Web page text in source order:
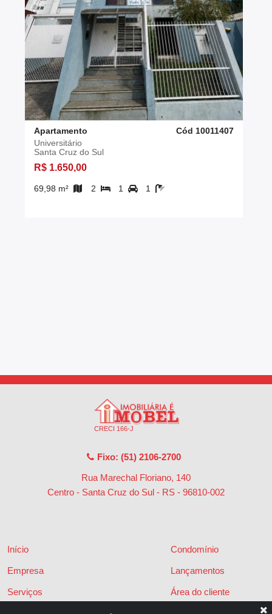
Apartamento
Cód 10011407
Universitário
Santa Cruz do Sul
R$ 1.650,00
69,98 m² 2 1 1
CRECI 166-J
Fixo: (51) 2106-2700
Rua Marechal Floriano, 140
Centro - Santa Cruz do Sul - RS - 96810-002
Início
Empresa
Serviços
Condomínio
Lançamentos
Área do cliente